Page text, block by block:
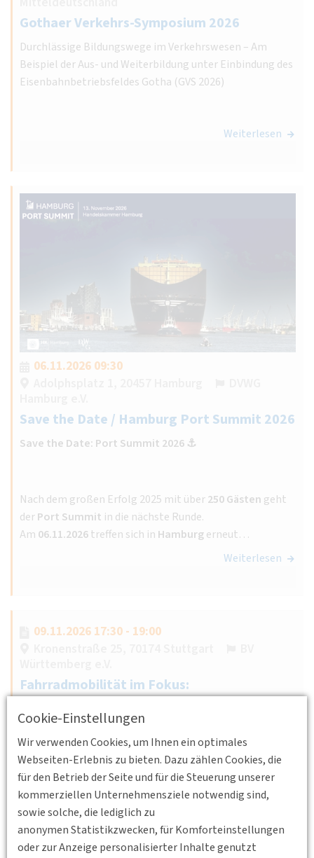
Cookie-Einstellungen
Wir verwenden Cookies, um Ihnen ein optimales
Webseiten-Erlebnis zu bieten. Dazu zählen Cookies, die
für den Betrieb der Seite und für die Steuerung unserer
kommerziellen Unternehmensziele notwendig sind,
sowie solche, die lediglich zu
anonymen Statistikzwecken, für Komforteinstellungen
oder zur Anzeige personalisierter Inhalte genutzt
Gothaer Verkehrs-Symposium 2026
Durchlässige Bildungswege im Verkehrswesen – Am
Beispiel der Aus- und Weiterbildung unter Einbindung des
Eisenbahnbetriebsfeldes Gotha (GVS 2026)
Weiterlesen
06.11.2026 09:30
Save the Date / Hamburg Port Summit 2026
Save the Date: Port Summit 2026 ⚓️
Nach dem großen Erfolg 2025 mit über250 Gästen geht
derPort Summit in die nächste Runde.
Am 06.11.2026treffen sich in Hamburgerneut…
Weiterlesen
09.11.2026 17:30 - 19:00
Fahrradmobilität im Fokus:
Einflussfaktoren, Nutzungsmuster und
Potenziale für die Verkehrswende
Prof. Dr. Claudia Hille, Professorin für Radverkehr an der
Hochschule Karlsruhe, geht auf die verkehrlichen Effekte
des Radverkehrs ein.
Weiterlesen